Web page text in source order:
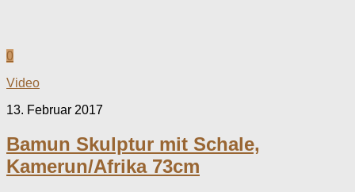
0
Video
13. Februar 2017
Bamun Skulptur mit Schale,
Kamerun/Afrika 73cm